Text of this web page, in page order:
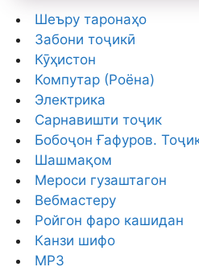
Шеъру таронаҳо
Забони тоҷикӣ
Кӯҳистон
Компутар (Роёна)
Электрика
Сарнавишти тоҷик
Бобоҷон Ғафуров.
Шашмақом
Мероси гузаштагон
Вебмастеру
Ройгон фаро кашидан
Канзи шифо
MP3